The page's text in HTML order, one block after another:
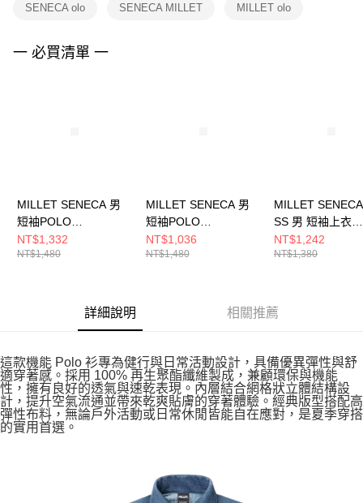
１．透過由恩沛科技股份有限公司提供之「AFTEE先享後付」服務完成之交
２．關於個人資料處理事宜，請瀏覽以下網址：
SENECA olo SENECA MILLET MILLET olo
一 必買清單 一
MILLET SENECA 男
短袖POLO
MIV10860N7085
NT$1,332
NT$1,480
MILLET SENECA 男
短袖POLO
MIV10860N7094
NT$1,036
NT$1,480
MILLET
SS 男 短袖上衣
MIV10801N0247
NT$1,242
NT$1,380
詳細說明 相關推薦
這款機能 Polo 衫專為健行與日常活動設計，具備優異彈性與舒
適穿著感。採用 100% 再生聚酯纖維製成，兼顧環保與機能
性，擁有良好的透氣與速乾表現。內層結合網格狀立體結構設
計，提升空氣流通並帶來乾爽貼膚的穿著體驗。經典版型搭配高
彈性布料，無論戶外活動或日常休閒皆能自在應對，是夏季穿搭
的實用首選。